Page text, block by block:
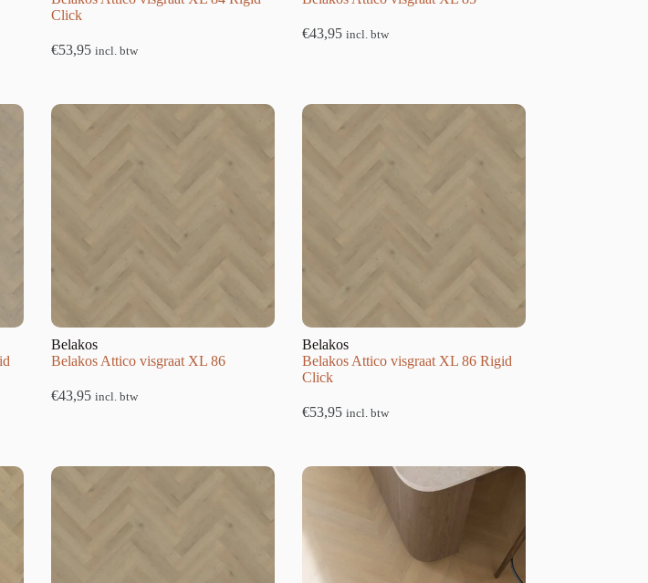
Click
€53,95 incl. btw
€43,95 incl. btw
Belakos
Belakos Attico visgraat XL 86
€43,95 incl. btw
Belakos
Belakos Attico visgraat XL 86 Rigid
Click
€53,95 incl. btw